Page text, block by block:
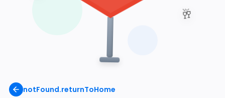
notFound.returnToHome
🥂